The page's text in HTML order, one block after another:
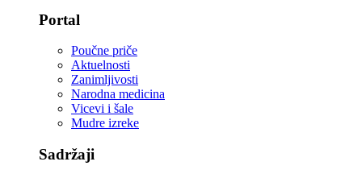
Portal
Poučne priče
Aktuelnosti
Zanimljivosti
Narodna medicina
Vicevi i šale
Mudre izreke
Sadržaji